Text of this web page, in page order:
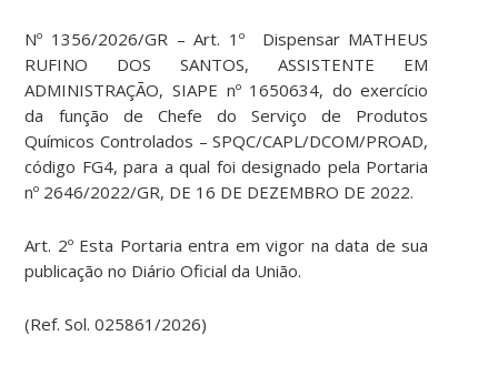
Nº 1356/2026/GR – Art. 1º Dispensar MATHEUS
RUFINO DOS SANTOS, ASSISTENTE EM
ADMINISTRAÇÃO, SIAPE nº 1650634, do exercício
da função de Chefe do Serviço de Produtos
Químicos Controlados – SPQC/CAPL/DCOM/PROAD,
código FG4, para a qual foi designado pela Portaria
nº 2646/2022/GR, DE 16 DE DEZEMBRO DE 2022.
Art. 2º Esta Portaria entra em vigor na data de sua
publicação no Diário Oficial da União.
(Ref. Sol. 025861/2026)